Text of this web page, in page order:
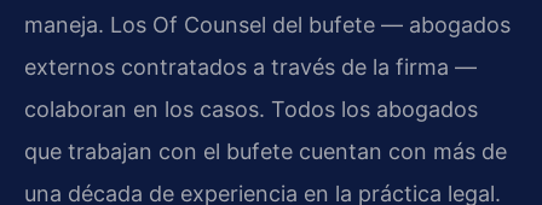
maneja. Los Of Counsel del bufete — abogados
externos contratados a través de la firma —
colaboran en los casos. Todos los abogados
que trabajan con el bufete cuentan con más de
una década de experiencia en la práctica legal.